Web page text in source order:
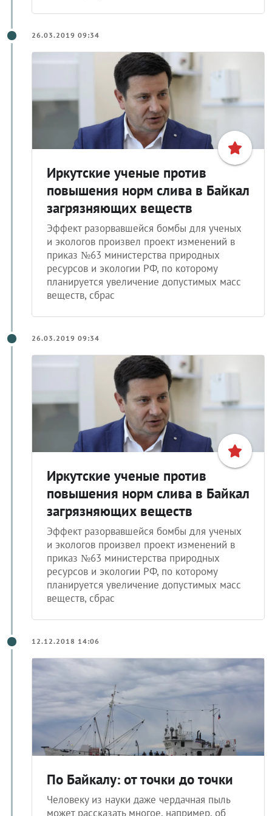
26.03.2019 09:34
Иркутские ученые против
повышения норм слива в Байкал
загрязняющих веществ
Эффект разорвавшейся бомбы для ученых
и экологов произвел проект изменений в
приказ №63 министерства природных
ресурсов и экологии РФ, по которому
планируется увеличение допустимых масс
веществ, сбрас
26.03.2019 09:34
Иркутские ученые против
повышения норм слива в Байкал
загрязняющих веществ
Эффект разорвавшейся бомбы для ученых
и экологов произвел проект изменений в
приказ №63 министерства природных
ресурсов и экологии РФ, по которому
планируется увеличение допустимых масс
веществ, сбрас
12.12.2018 14:06
По Байкалу: от точки до точки
Человеку из науки даже чердачная пыль
может рассказать многое, например, об